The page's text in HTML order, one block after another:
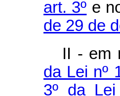
art. 3º e
de 29 de
II - em
da Lei nº
3º da